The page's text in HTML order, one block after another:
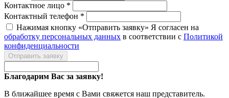
Контактное лицо *
Контактный телефон *
Нажимая кнопку «Отправить заявку» Я согласен на
обработку персональных данных в соответствии с Политикой
конфиденциальности
Отправить заявку
Благодарим Вас за заявку!
В ближайшее время с Вами свяжется наш представитель.